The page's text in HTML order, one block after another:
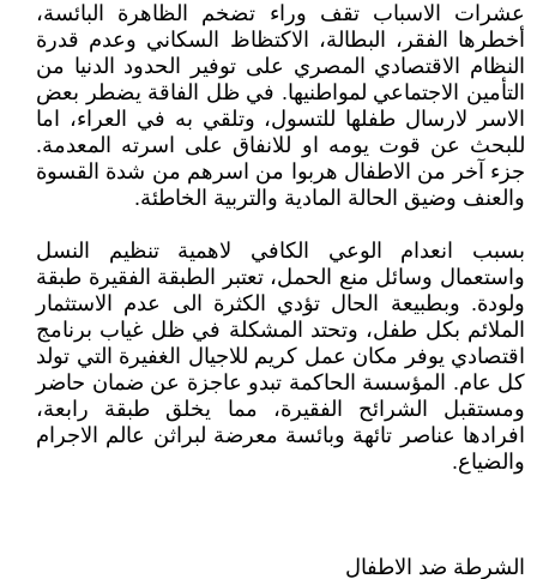
عشرات الاسباب تقف وراء تضخم الظاهرة البائسة،
أخطرها الفقر، البطالة، الاكتظاظ السكاني وعدم قدرة
النظام الاقتصادي المصري على توفير الحدود الدنيا من
التأمين الاجتماعي لمواطنيها. في ظل الفاقة يضطر بعض
الاسر لارسال طفلها للتسول، وتلقي به في العراء، اما
للبحث عن قوت يومه او للانفاق على اسرته المعدمة.
جزء آخر من الاطفال هربوا من اسرهم من شدة القسوة
والعنف وضيق الحالة المادية والتربية الخاطئة.
بسبب انعدام الوعي الكافي لاهمية تنظيم النسل
واستعمال وسائل منع الحمل، تعتبر الطبقة الفقيرة طبقة
ولودة. وبطبيعة الحال تؤدي الكثرة الى عدم الاستثمار
الملائم بكل طفل، وتحتد المشكلة في ظل غياب برنامج
اقتصادي يوفر مكان عمل كريم للاجيال الغفيرة التي تولد
كل عام. المؤسسة الحاكمة تبدو عاجزة عن ضمان حاضر
ومستقبل الشرائح الفقيرة، مما يخلق طبقة رابعة،
افرادها عناصر تائهة وبائسة معرضة لبراثن عالم الاجرام
والضياع.
الشرطة ضد الاطفال